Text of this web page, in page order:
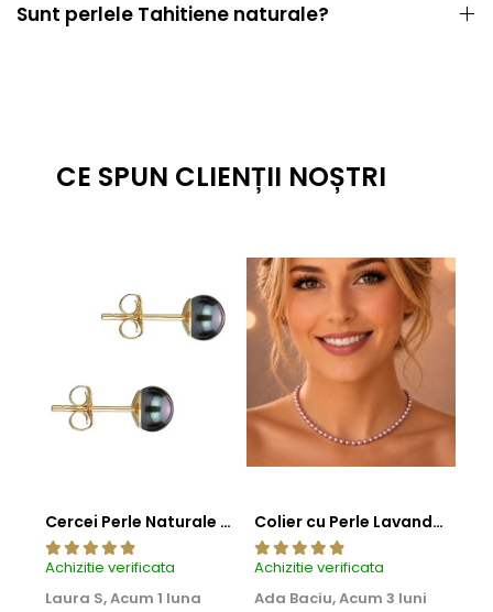
Sunt perlele Tahitiene naturale?
CE SPUN CLIENȚII NOȘTRI
Cercei Perle Naturale Negre 5-6 mm, Buton AAA, Aur 14K (aur 585), Tip Șurub | KASKADDA®
Achizitie verificata
Laura S,Acum 1 luna
Colier cu Perle Lavanda la Baza Gatului, de 4-5 mm, Perle Rare, Calitate AAA+, Aur 14K | KASKADDA®
Achizitie verificata
Ada Baciu,Acum 3 luni